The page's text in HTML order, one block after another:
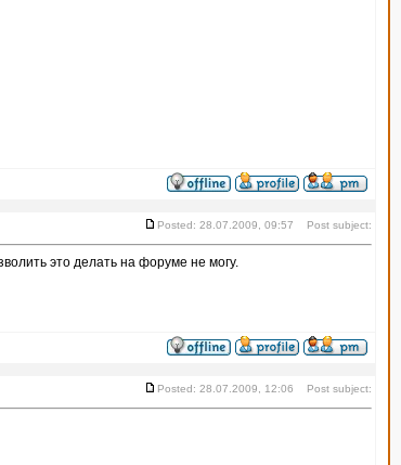
Posted: 28.07.2009, 09:57 Post subject:
это делать на форуме не могу.
Posted: 28.07.2009, 12:06 Post subject: